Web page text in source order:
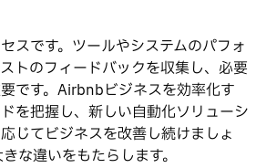
スです。ツールやシステムのパフォ
トのフィードバックを収集し、必要
です。Airbnbビジネスを効率化す
を把握し、新しい自動化ソリューシ
じてビジネスを改善し続けましょ
な違いをもたらします。